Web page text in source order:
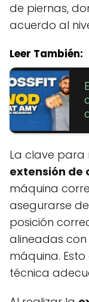
de piernas,
acuerdo al
Leer También:
La clave
extensión de
máquina
asegurarse
posición
alineadas
máquina.
técnica